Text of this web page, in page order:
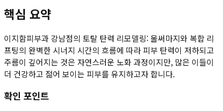
핵심 요약
이지함피부과 강남점의 토탈 탄력 리모델링: 울써마지와 복합 리
프팅의 완벽한 시너지 시간의 흐름에 따라 피부 탄력이 저하되고
주름이 깊어지는 것은 자연스러운 노화 과정이지만, 많은 이들이
더 건강하고 젊어 보이는 피부를 유지하고자 합니다.
확인 포인트